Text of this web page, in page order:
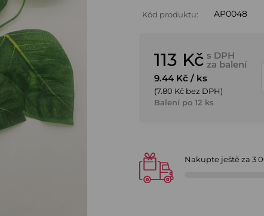
Kód produktu: AP0048
113 Kč s DPH
za balení
9.44 Kč / ks
(7.80 Kč bez DPH)
Balení po 12 ks
Nakupte ještě za 3